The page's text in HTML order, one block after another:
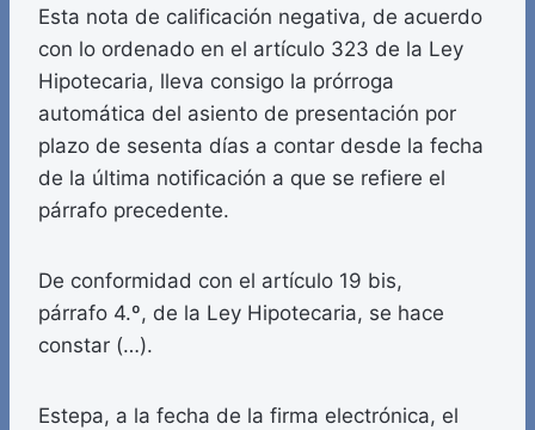
Esta nota de calificación negativa, de acuerdo
con lo ordenado en el artículo 323 de la Ley
Hipotecaria, lleva consigo la prórroga
automática del asiento de presentación por
plazo de sesenta días a contar desde la fecha
de la última notificación a que se refiere el
párrafo precedente.
De conformidad con el artículo 19 bis,
párrafo 4.º, de la Ley Hipotecaria, se hace
constar (…).
Estepa, a la fecha de la firma electrónica, el